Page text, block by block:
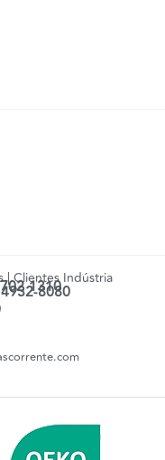
| Clientes Indústria
1310
8080